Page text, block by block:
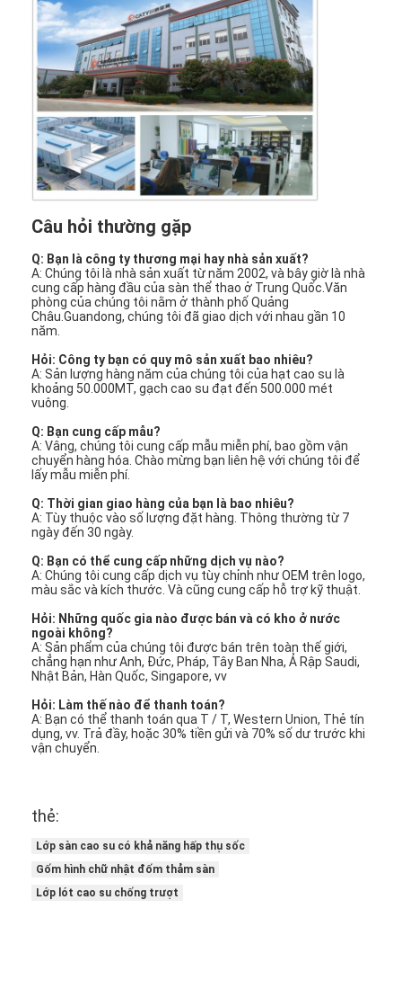
Câu hỏi thường gặp
Q: Bạn là công ty thương mại hay nhà sản xuất?
A: Chúng tôi là nhà sản xuất từ năm 2002, và bây giờ là nhà
cung cấp hàng đầu của sàn thể thao ở Trung Quốc.Văn
phòng của chúng tôi nằm ở thành phố Quảng
Châu.Guandong, chúng tôi đã giao dịch với nhau gần 10
năm.
Hỏi: Công ty bạn có quy mô sản xuất bao nhiêu?
A: Sản lượng hàng năm của chúng tôi của hạt cao su là
khoảng 50.000MT, gạch cao su đạt đến 500.000 mét
vuông.
Q: Bạn cung cấp mẫu?
A: Vâng, chúng tôi cung cấp mẫu miễn phí, bao gồm vận
chuyển hàng hóa. Chào mừng bạn liên hệ với chúng tôi để
lấy mẫu miễn phí.
Q: Thời gian giao hàng của bạn là bao nhiêu?
A: Tùy thuộc vào số lượng đặt hàng. Thông thường từ 7
ngày đến 30 ngày.
Q: Bạn có thể cung cấp những dịch vụ nào?
A: Chúng tôi cung cấp dịch vụ tùy chỉnh như OEM trên logo,
màu sắc và kích thước. Và cũng cung cấp hỗ trợ kỹ thuật.
Hỏi: Những quốc gia nào được bán và có kho ở nước
ngoài không?
A: Sản phẩm của chúng tôi được bán trên toàn thế giới,
chẳng hạn như Anh, Đức, Pháp, Tây Ban Nha, Ả Rập Saudi,
Nhật Bản, Hàn Quốc, Singapore, vv
Hỏi: Làm thế nào để thanh toán?
A: Bạn có thể thanh toán qua T / T, Western Union, Thẻ tín
dụng, vv. Trả đầy, hoặc 30% tiền gửi và 70% số dư trước khi
vận chuyển.
thẻ:
Lớp sàn cao su có khả năng hấp thụ sốc
Gốm hình chữ nhật đốm thảm sàn
Lớp lót cao su chống trượt